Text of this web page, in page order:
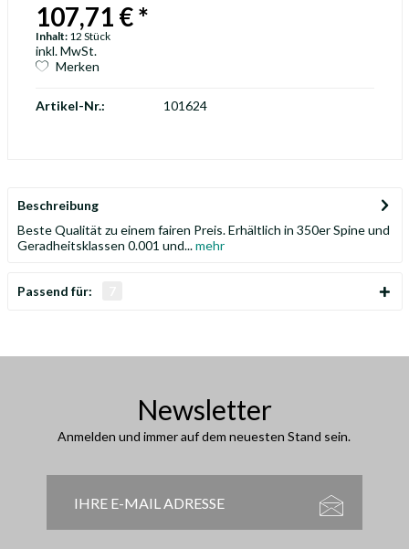
107,71 € *
Inhalt: 12 Stück
inkl. MwSt.
Merken
Artikel-Nr.: 101624
Beschreibung
Beste Qualität zu einem fairen Preis. Erhältlich in 350er Spine und
Geradheitsklassen 0.001 und...mehr
Passend für:
Newsletter
Anmelden und immer auf dem neuesten Stand sein.